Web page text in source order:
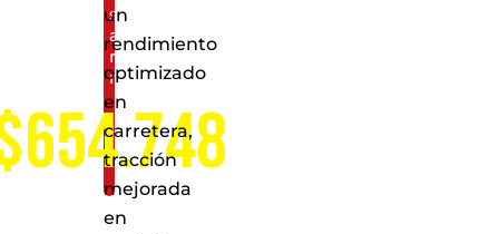
servicio
a
nivel
nacional
un
rendimiento
optimizado
en
carretera,
tracción
mejorada
en